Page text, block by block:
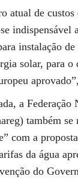
atual de
indispensável
instalação de
solar, para o
a Federação
também se
com a
da água
do